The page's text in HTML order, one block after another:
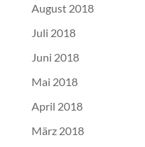
August 2018
Juli 2018
Juni 2018
Mai 2018
April 2018
März 2018